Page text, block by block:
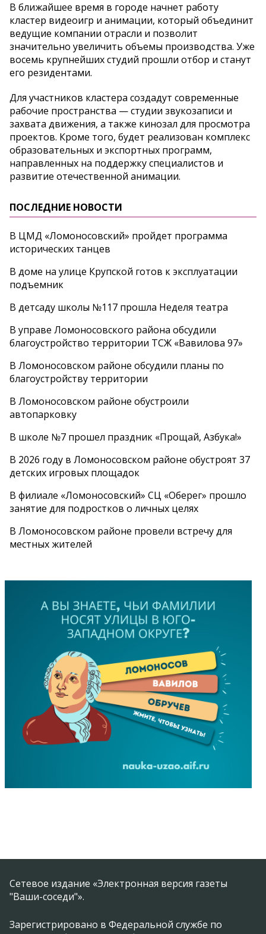
В ближайшее время в городе начнет работу
кластер видеоигр и анимации, который объединит
ведущие компании отрасли и позволит
значительно увеличить объемы производства. Уже
восемь крупнейших студий прошли отбор и станут
его резидентами.
Для участников кластера создадут современные
рабочие пространства — студии звукозаписи и
захвата движения, а также кинозал для просмотра
проектов. Кроме того, будет реализован комплекс
образовательных и экспортных программ,
направленных на поддержку специалистов и
развитие отечественной анимации.
ПОСЛЕДНИЕ НОВОСТИ
В ЦМД «Ломоносовский» пройдет программа
исторических танцев
В доме на улице Крупской готов к эксплуатации
подъемник
В детсаду школы №117 прошла Неделя театра
В управе Ломоносовского района обсудили
благоустройство территории ТСЖ «Вавилова 97»
В Ломоносовском районе обсудили планы по
благоустройству территории
В Ломоносовском районе обустроили
автопарковку
В школе №7 прошел праздник «Прощай, Азбука!»
В 2026 году в Ломоносовском районе обустроят 37
детских игровых площадок
В филиале «Ломоносовский» СЦ «Оберег» прошло
занятие для подростков о личных целях
В Ломоносовском районе провели встречу для
местных жителей
Сетевое издание «Электронная версия газеты
"Ваши-соседи"».
Зарегистрировано в Федеральной службе по